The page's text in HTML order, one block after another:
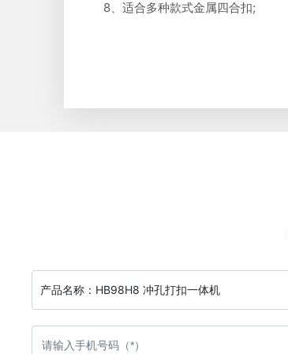
8、适合多种款式金属四合扣;
产品名称： HB98H8 冲孔打扣一体机